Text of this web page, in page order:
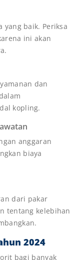
baik. Periksa
ini akan
dan
kopling.
anggaran
biaya
dari pakar
tentang kelebihan
2024
bagi banyak